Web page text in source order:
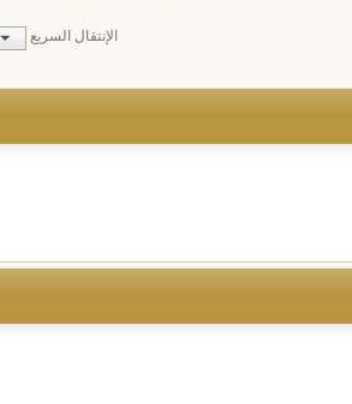
الإنتقال السريع